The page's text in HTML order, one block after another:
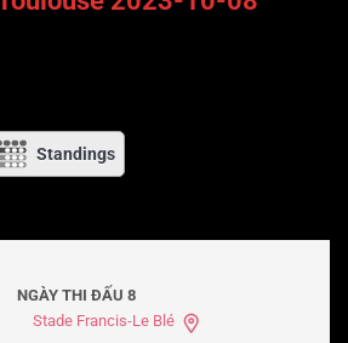
Standings
NGÀY THI ĐẤU 8
Stade Francis-Le Blé